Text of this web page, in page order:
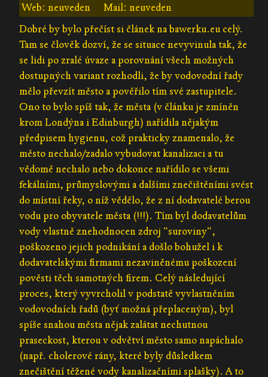
Web: neuveden
Mail: neuveden
Dobré by bylo přečíst si článek na bawerku.eu celý.
Tam se člověk dozví, že se situace nevyvinula tak, že
se lidi po zralé úvaze a porovnání všech možných
dostupných variant rozhodli, že by vodovodní řady
mělo převzít město a pověřilo tím své zastupitele.
Ono to bylo spíš tak, že města (v článku je zmíněn
krom Londýna i Edinburgh) nařídila nějakým
předpisem hygienu, což prakticky znamenalo, že
město nechalo/zadalo vybudovat kanalizaci a tu
vědomě nechalo nebo dokonce nařídilo se všemi
fekálními, průmyslovými a dalšími znečištěními svést
do místní řeky, o níž vědělo, že z ní dodavatelé berou
vodu pro obyvatele města (!!!). Tím byl dodavatelům
vody vlastně znehodnocen zdroj "suroviny",
poškozeno jejich podnikání a došlo bohužel i k
dodavatelskými firmami nezaviněnému poškození
pověsti těch samotných firem. Celý následující
proces, který vyvrcholil v podstatě vyvlastněním
vodovodních řadů (byť možná přeplaceným), byl
spíše snahou města nějak zalátat nechutnou
praseckost, kterou v odvětví město samo napáchalo
(např. cholerové rány, které byly důsledkem
znečištění těžené vody kanalizačními splašky). A to